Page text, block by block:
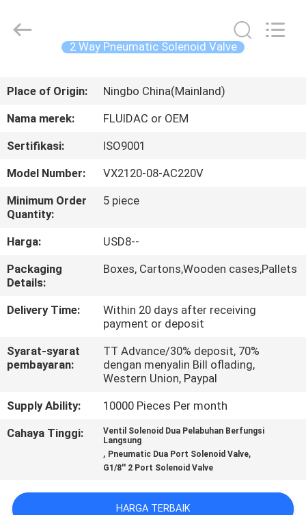
PRODUK
TENTANG
KAMI
TUR
PABRIK
KUALITAS
HUBUNGI
KAMI
PERMINTAAN
PENAWARAN
AUTOMATIC
CONTROL
2 Way Pneumatic Solenoid Valve
Place of Origin:
Ningbo China(Mainland)
Nama merek:
FLUIDAC or OEM
Sertifikasi:
ISO9001
Model Number:
VX2120-08-AC220V
Minimum Order
Quantity:
5 piece
Harga:
USD8--
Packaging
Details:
Boxes, Cartons,Wooden cases,Pallets
Delivery Time:
Within 20 days after receiving
payment or deposit
Syarat-syarat
pembayaran:
TT Advance/30% deposit, 70%
dengan menyalin Bill oflading,
Western Union, Paypal
Supply Ability:
10000 Pieces Per month
Cahaya Tinggi:
Ventil Solenoid Dua Pelabuhan Berfungsi
Langsung
, Pneumatic Dua Port Solenoid Valve,
G1/8'' 2 Port Solenoid Valve
HARGA TERBAIK